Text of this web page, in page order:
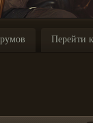
Перейти